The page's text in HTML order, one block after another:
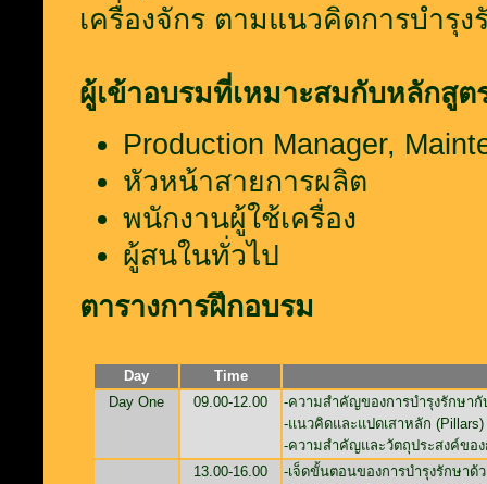
เครื่องจักร ตามแนวคิดการบำรุ
ผู้เข้าอบรมที่เหมาะสมกับหลักสูต
Production Manager,
หัวหน้าสายการผลิต
พนักงานผู้ใช้เครื่อง
ผู้สนในทั่วไป
ตารางการฝึกอบรม
Day
Time
Day One
09.00-12.00
-ความสำคัญของการบำรุงรักษา
-แนวคิดและแปดเสาหลัก
-ความสำคัญและวัตถุประสงค์ของ
13.00-16.00
-เจ็ดขั้นตอนของการบำรุงรักษาด้